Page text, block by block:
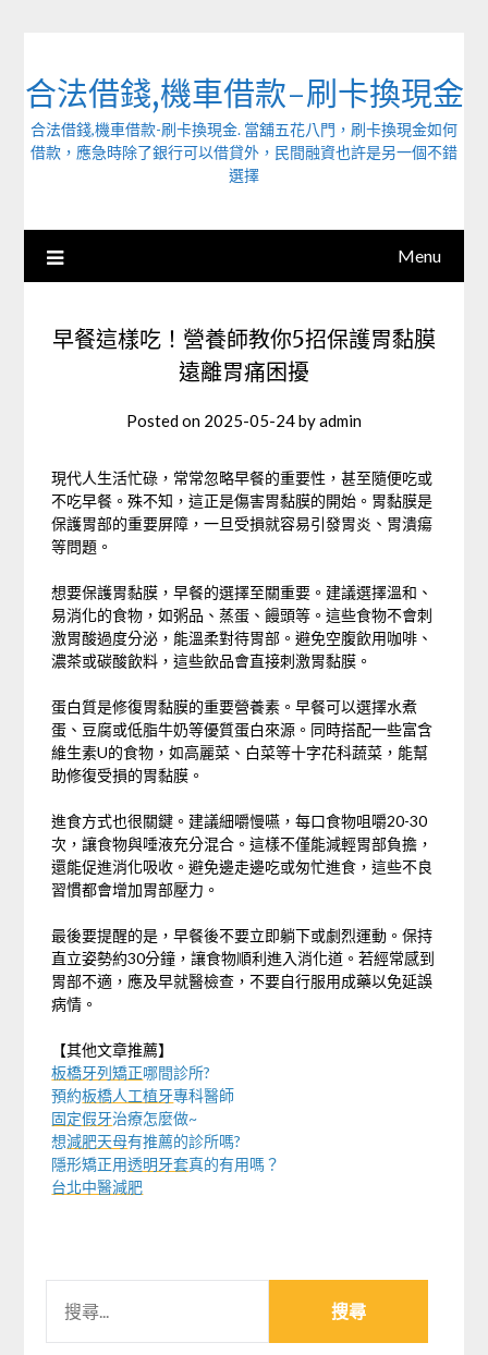
合法借錢,機車借款-刷卡換現金
合法借錢,機車借款-刷卡換現金. 當舖五花八門，刷卡換現金如何
借款，應急時除了銀行可以借貸外，民間融資也許是另一個不錯
選擇
Menu
早餐這樣吃！營養師教你5招保護胃黏膜
遠離胃痛困擾
Posted on 2025-05-24byadmin
現代人生活忙碌，常常忽略早餐的重要性，甚至隨便吃或
不吃早餐。殊不知，這正是傷害胃黏膜的開始。胃黏膜是
保護胃部的重要屏障，一旦受損就容易引發胃炎、胃潰瘍
等問題。
想要保護胃黏膜，早餐的選擇至關重要。建議選擇溫和、
易消化的食物，如粥品、蒸蛋、饅頭等。這些食物不會刺
激胃酸過度分泌，能溫柔對待胃部。避免空腹飲用咖啡、
濃茶或碳酸飲料，這些飲品會直接刺激胃黏膜。
蛋白質是修復胃黏膜的重要營養素。早餐可以選擇水煮
蛋、豆腐或低脂牛奶等優質蛋白來源。同時搭配一些富含
維生素U的食物，如高麗菜、白菜等十字花科蔬菜，能幫
助修復受損的胃黏膜。
進食方式也很關鍵。建議細嚼慢嚥，每口食物咀嚼20-30
次，讓食物與唾液充分混合。這樣不僅能減輕胃部負擔，
還能促進消化吸收。避免邊走邊吃或匆忙進食，這些不良
習慣都會增加胃部壓力。
最後要提醒的是，早餐後不要立即躺下或劇烈運動。保持
直立姿勢約30分鐘，讓食物順利進入消化道。若經常感到
胃部不適，應及早就醫檢查，不要自行服用成藥以免延誤
病情。
【其他文章推薦】
板橋牙列矯正哪間診所?
預約板橋人工植牙專科醫師
固定假牙治療怎麼做~
想減肥天母有推薦的診所嗎?
隱形矯正用透明牙套真的有用嗎？
台北中醫減肥
關